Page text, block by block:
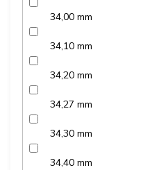
34,00 mm
34,10 mm
34,20 mm
34,27 mm
34,30 mm
34,40 mm